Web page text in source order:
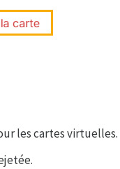
les cartes virtuelles.